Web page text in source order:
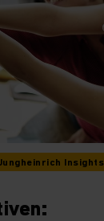
Insights